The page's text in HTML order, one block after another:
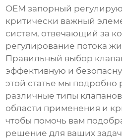
OEM запорный
критически важный
систем, отвечающий за
регулирование потока
Правильный выбор
эффективную и
этой статье мы подробно
различные типы
области применения и
чтобы помочь вам
решение для ваших